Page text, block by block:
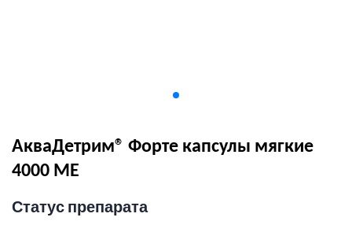
АкваДетрим® Форте капсулы мягкие
4000 МЕ
Статус препарата